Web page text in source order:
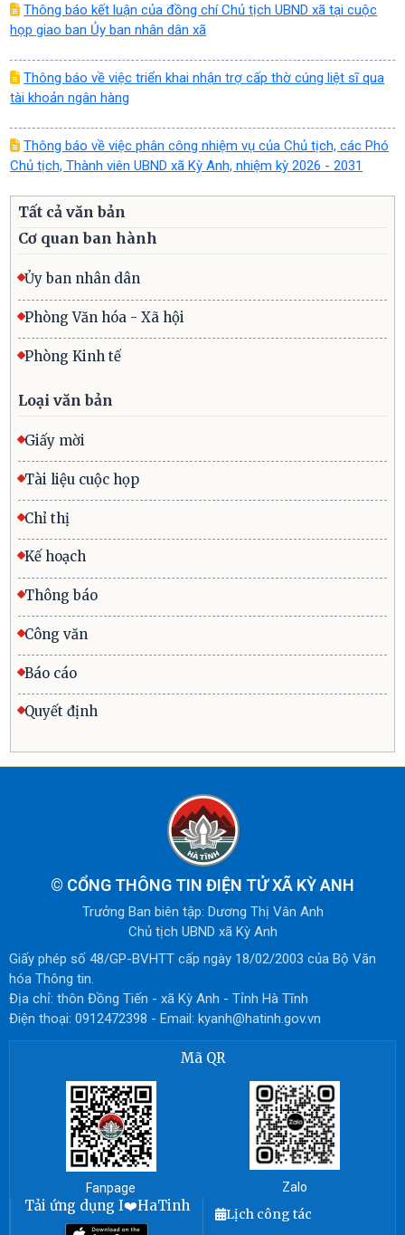
Thông báo kết luận của đồng chí Chủ tịch UBND xã tại cuộc
họp giao ban Ủy ban nhân dân xã
Thông báo về việc triển khai nhận trợ cấp thờ cúng liệt sĩ qua
tài khoản ngân hàng
Thông báo về việc phân công nhiệm vụ của Chủ tịch, các Phó
Chủ tịch, Thành viên UBND xã Kỳ Anh, nhiệm kỳ 2026 - 2031
Tất cả văn bản
Cơ quan ban hành
Ủy ban nhân dân
Phòng Văn hóa - Xã hội
Phòng Kinh tế
Loại văn bản
Giấy mời
Tài liệu cuộc họp
Chỉ thị
Kế hoạch
Thông báo
Công văn
Báo cáo
Quyết định
© CỔNG THÔNG TIN ĐIỆN TỬ XÃ KỲ ANH
Trưởng Ban biên tập: Dương Thị Vân Anh
Chủ tịch UBND xã Kỳ Anh
Giấy phép số 48/GP-BVHTT cấp ngày 18/02/2003 của Bộ Văn
hóa Thông tin.
Địa chỉ: thôn Đồng Tiến - xã Kỳ Anh - Tỉnh Hà Tĩnh
Điện thoại: 0912472398 - Email: kyanh@hatinh.gov.vn
Mã QR
Fanpage Zalo
Tải ứng dụng I❤️HaTinh Lịch công tác